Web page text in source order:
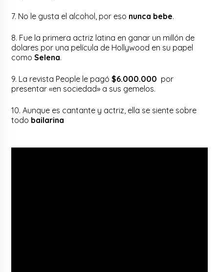
7. No le gusta el alcohol, por eso nunca bebe.
8. Fue la primera actriz latina en ganar un millón de
dolares por una película de Hollywood en su papel
comoSelena.
9. La revista People le pagó $6.000.000 por
presentar «en sociedad» a sus gemelos.
10. Aunque es cantante y actriz, ella se siente sobre
todo bailarina